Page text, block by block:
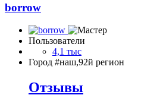
borrow
Пользователи
4,1 тыс
Город #наш,92й регион
Отзывы